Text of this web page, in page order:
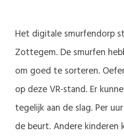
Het digitale smurfendorp
Zottegem. De smurfen
om goed te sorteren.
op deze VR-stand. Er
tegelijk aan de slag. Per
de beurt. Andere kinderen